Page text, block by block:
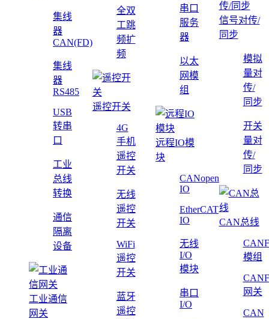
集线
器
CAN(FD)
集线
器
RS485
USB
转串
口
工业
总线
转换
通信
隔离
设备
工业通信
网关
全双
工跳
频扩
频
遥控开关
4G
手机
遥控
开关
无线
遥控
开关
WiFi
遥控
开关
蓝牙
遥控
串口
服务
器
以太
网模
组
远程IO模
块
CANopen
IO
EtherCAT
IO
无线
I/O
模块
串口
I/O
信号对传/
同步
模拟
量对
传/
同步
开关
量对
传/
同步
CAN总线
模组
网关
CAN